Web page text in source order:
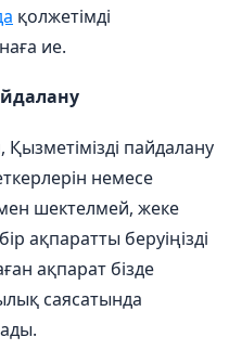
қолжетімді
ие.
, Қызметімізді пайдалану
немесе
шектелмей, жеке
бір ақпаратты беруіңізді
ақпарат бізде
саясатында
.